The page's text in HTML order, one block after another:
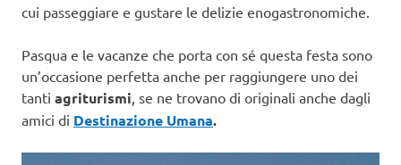
cui passeggiare e gustare le delizie enogastronomiche.
Pasqua e le vacanze che porta con sé questa festa sono
un’occasione perfetta anche per raggiungere uno dei
tanti agriturismi , se ne trovano di originali anche dagli
amici di Destinazione Umana.